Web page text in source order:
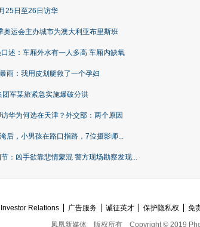
25日至26日访华
奥运会主办城市为澳大利亚布里斯班
述：车厢外水有一人多高 车厢内缺氧
雨：我用皮划艇救了一个孕妇
军某旅紧急实施爆破分洪
华为何选在天津？外交部：两个原因
后，小男孩在路口指路，7位摄影师...
：凶手欲靠悲情蒙混 警方现场勘察发现...
Relations 广告服务 诚征英才 保护隐私权 免
凤凰新媒体
版权所有 Copyright © 2019